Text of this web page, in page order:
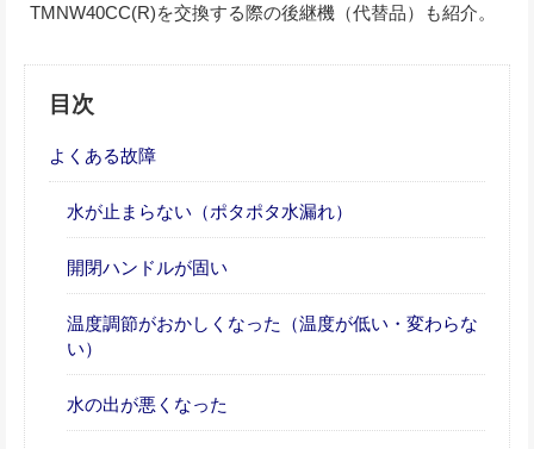
TMNW40CC(R)を交換する際の後継機（代替品）も紹介。
目次
よくある故障
水が止まらない（ポタポタ水漏れ）
開閉ハンドルが固い
温度調節がおかしくなった（温度が低い・変わらな
い）
水の出が悪くなった